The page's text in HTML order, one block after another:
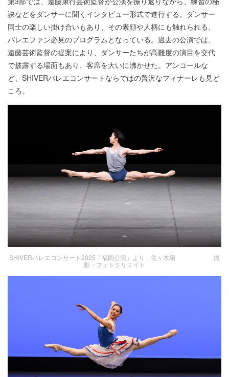
訣などをダンサーに聞くインタビュー形式で進行する。ダンサー
同士の楽しい掛け合いもあり、その素顔や人柄にも触れられる、
バレエファン必見のプログラムとなっている。過去の公演では、
遠藤芸術監督の提案により、ダンサーたちが高難度の演目を交代
で披露する場面もあり、客席を大いに沸かせた。アンコールな
ど、SHIVERバレエコンサートならではの贅沢なフィナーレも見ど
ころ。
SHIVERバレエコンサート2025「福岡公演」より 佐々木嶺 撮
影：フォトクリエイト